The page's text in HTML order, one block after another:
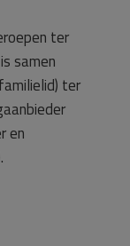
ter
samen
ter
en